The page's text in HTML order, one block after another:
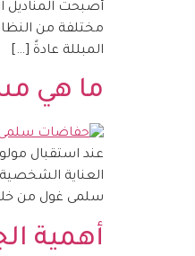
أصبحت المناديل
مختلفة من
المبللة عادةً […]
ما هي
عند استقبال
العناية
سلمى غول من
أهمية